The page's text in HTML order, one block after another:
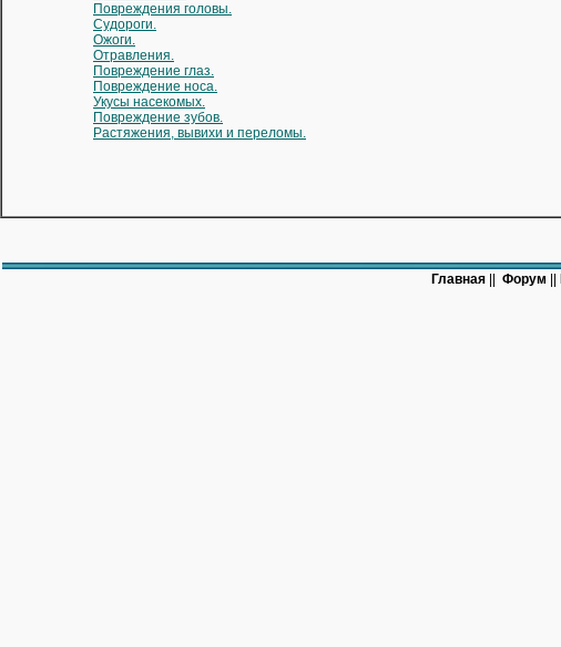
Повреждения головы.
Судороги.
Ожоги.
Отравления.
Повреждение глаз.
Повреждение носа.
Укусы насекомых.
Повреждение зубов.
Растяжения, вывихи и переломы.
Главная Форум